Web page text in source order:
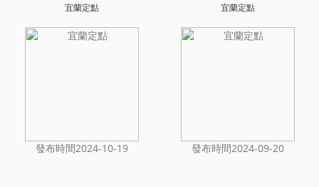
宜蘭定點
發布時間2024-10-19
宜蘭定點
發布時間2024-09-20